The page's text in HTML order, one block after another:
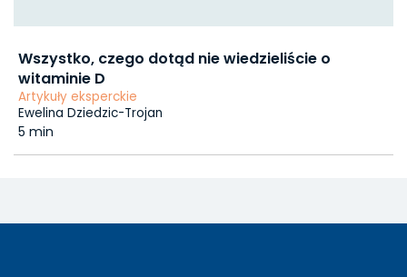
Wszystko, czego dotąd nie wiedzieliście o
witaminie D
Artykuły eksperckie
Ewelina Dziedzic-Trojan
5 min